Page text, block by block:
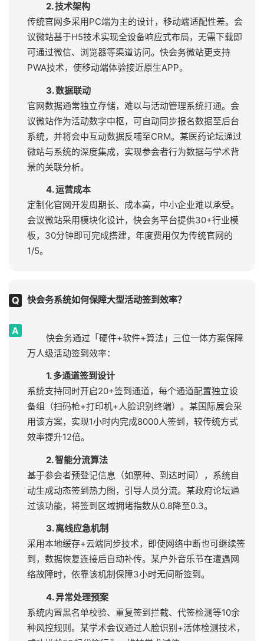
2. 技术架构
传统官网多采用PC端为主的设计，移动端适配性差。会
议微站基于H5技术实现全设备响应式布局，无需下载即
可通过微信、浏览器等渠道访问。快会务微站更支持
PWA技术，使移动端体验接近原生APP。
3. 数据联动
官网数据通常独立存储，难以与活动管理系统打通。会
议微站作为活动数字中枢，可自动同步报名数据至后台
系统，并将会中互动数据反哺至CRM。某医药论坛通过
微站与系统的深度集成，实现参会者行为数据与学术背
景的关联分析。
4. 运营成本
定制化官网开发周期长、成本高，中小企业难以承受。
会议微站采用模块化设计，快会务平台提供30+行业模
板，30分钟即可完成搭建，年度费用仅为传统官网的
1/5。
快会务系统如何保障大型活动签到效率？
快会务通过「硬件+软件+算法」三位一体方案保障
万人级活动签到效率：
1. 多通道签到设计
系统支持同时开启20+签到通道，每个通道配置独立设
备组（扫码枪+打印机+人脸识别终端）。某国际展会采
用该方案，实现1小时内完成8000人签到，较传统方式
2. 智能分流算法
基于参会者预登记信息（如票种、到达时间），系统自
动生成动态签到热力图，引导人员分流。某政府论坛通